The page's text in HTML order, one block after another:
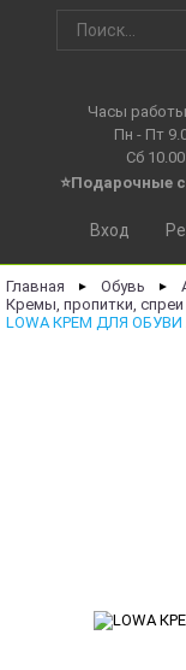
Часы
Пн - Пт
Сб
⭐Подарочные
Вход
Главная ► Обувь ►
Кремы, пропитки, спреи
LOWA КРЕМ ДЛЯ ОБУВИ